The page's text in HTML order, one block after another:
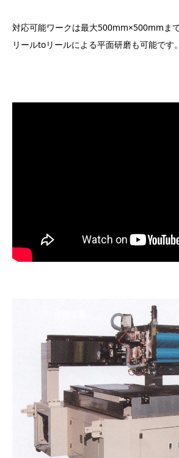
対応可能ワークは最大500mm×500mmま
リールtoリールによる平面研磨も可能です。